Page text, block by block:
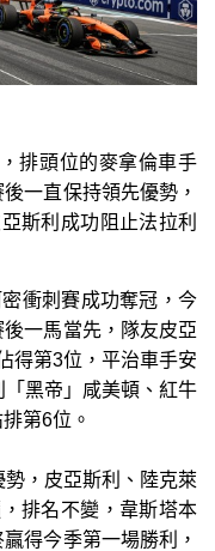
排頭位的麥拿倫車手
一直保持領先優勢，
斯利成功阻止法拉利
衝刺賽成功奪冠，今
一馬當先，隊友皮亞
得第3位，平治車手安
黑帝」咸美頓、紅牛
第6位。
，皮亞斯利、陸克萊
排名不變，韋斯塔本
得今季第一場勝利，